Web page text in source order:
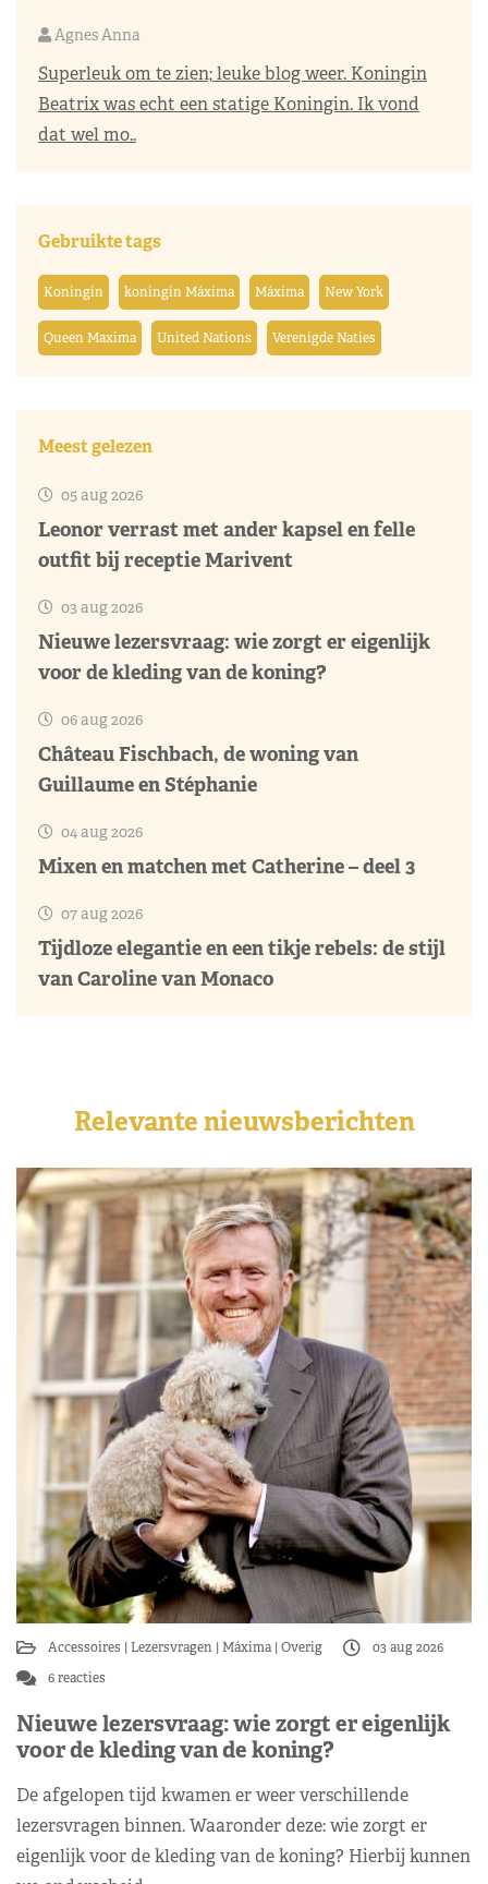
Agnes Anna
Superleuk om te zien; leuke blog weer. Koningin
Beatrix was echt een statige Koningin. Ik vond
dat wel mo..
Gebruikte tags
Koningin koningin Máxima Máxima New York
Queen Maxima United Nations Verenigde Naties
Meest gelezen
05 aug 2026
Leonor verrast met ander kapsel en felle
outfit bij receptie Marivent
03 aug 2026
Nieuwe lezersvraag: wie zorgt er eigenlijk
voor de kleding van de koning?
06 aug 2026
Château Fischbach, de woning van
Guillaume en Stéphanie
04 aug 2026
Mixen en matchen met Catherine – deel 3
07 aug 2026
Tijdloze elegantie en een tikje rebels: de stijl
van Caroline van Monaco
Relevante nieuwsberichten
Accessoires Lezersvragen Máxima Overig
03 aug 2026
6 reacties
Nieuwe lezersvraag: wie zorgt er eigenlijk
voor de kleding van de koning?
De afgelopen tijd kwamen er weer verschillende
lezersvragen binnen. Waaronder deze: wie zorgt er
eigenlijk voor de kleding van de koning? Hierbij kunnen